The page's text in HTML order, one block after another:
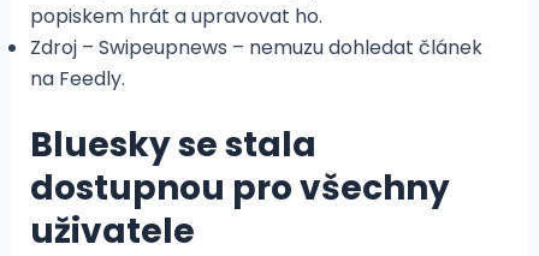
popiskem hrát a upravovat ho.
Zdroj – Swipeupnews – nemuzu dohledat článek
na Feedly.
Bluesky se stala
dostupnou pro všechny
uživatele